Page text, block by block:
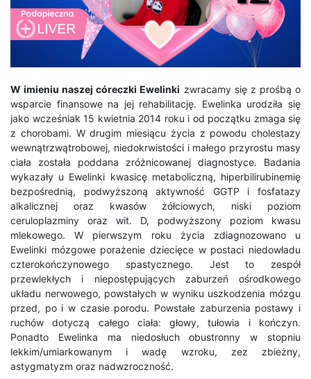
W imieniu naszej córeczki Ewelinki zwracamy się z prośbą o
wsparcie finansowe na jej rehabilitację. Ewelinka urodziła się
jako wcześniak 15 kwietnia 2014 roku i od początku zmaga się
z chorobami. W drugim miesiącu życia z powodu cholestazy
wewnątrzwątrobowej, niedokrwistości i małego przyrostu masy
ciała została poddana zróżnicowanej diagnostyce. Badania
wykazały u Ewelinki kwasicę metaboliczną, hiperbilirubinemię
bezpośrednią, podwyższoną aktywność GGTP i fosfatazy
alkalicznej oraz kwasów żółciowych, niski poziom
ceruloplazminy oraz wit. D, podwyższony poziom kwasu
mlekowego. W pierwszym roku życia zdiagnozowano u
Ewelinki mózgowe porażenie dziecięce w postaci niedowładu
czterokończynowego spastycznego. Jest to zespół
przewlekłych i niepostępujących zaburzeń ośrodkowego
układu nerwowego, powstałych w wyniku uszkodzenia mózgu
przed, po i w czasie porodu. Powstałe zaburzenia postawy i
ruchów dotyczą całego ciała: głowy, tułowia i kończyn.
Ponadto Ewelinka ma niedosłuch obustronny w stopniu
lekkim/umiarkowanym i wadę wzroku, zez zbieżny,
astygmatyzm oraz nadwzroczność.